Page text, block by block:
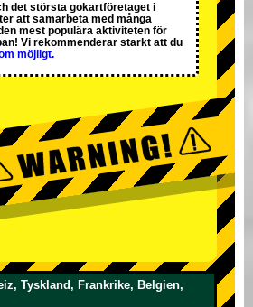
det största gokartföretaget i
att samarbeta med många
mest populära aktiviteten för
Vi rekommenderar starkt att du
möjligt.
Tyskland, Frankrike, Belgien,